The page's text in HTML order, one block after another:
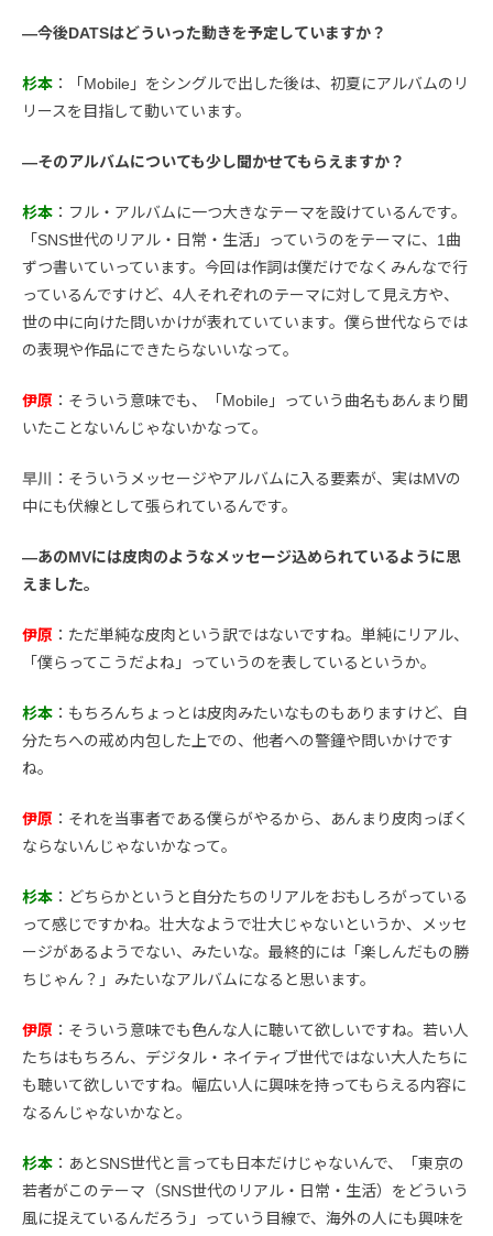
―今後DATSはどういった動きを予定していますか？
杉本 ：「Mobile」をシングルで出した後は、初夏にアルバムのリ
リースを目指して動いています。
―そのアルバムについても少し聞かせてもらえますか？
杉本 ：フル・アルバムに一つ大きなテーマを設けているんです。
「SNS世代のリアル・日常・生活」っていうのをテーマに、1曲
ずつ書いていっています。今回は作詞は僕だけでなくみんなで行
っているんですけど、4人それぞれのテーマに対して見え方や、
世の中に向けた問いかけが表れていています。僕ら世代ならでは
の表現や作品にできたらないいなって。
伊原 ：そういう意味でも、「Mobile」っていう曲名もあんまり聞
いたことないんじゃないかなって。
早川
：そういうメッセージやアルバムに入る要素が、実はMVの
中にも伏線として張られているんです。
―あのMVには皮肉のようなメッセージ込められているように思
えました。
伊原 ：ただ単純な皮肉という訳ではないですね。単純にリアル、
「僕らってこうだよね」っていうのを表しているというか。
杉本 ：もちろんちょっとは皮肉みたいなものもありますけど、自
分たちへの戒め内包した上での、他者への警鐘や問いかけです
ね。
伊原 ：それを当事者である僕らがやるから、あんまり皮肉っぽく
ならないんじゃないかなって。
杉本 ：どちらかというと自分たちのリアルをおもしろがっている
って感じですかね。壮大なようで壮大じゃないというか、メッセ
ージがあるようでない、みたいな。最終的には「楽しんだもの勝
ちじゃん？」みたいなアルバムになると思います。
伊原 ：そういう意味でも色んな人に聴いて欲しいですね。若い人
たちはもちろん、デジタル・ネイティブ世代ではない大人たちに
も聴いて欲しいですね。幅広い人に興味を持ってもらえる内容に
なるんじゃないかなと。
杉本 ：あとSNS世代と言っても日本だけじゃないんで、「東京の
若者がこのテーマ（SNS世代のリアル・日常・生活）をどういう
風に捉えているんだろう」っていう目線で、海外の人にも興味を